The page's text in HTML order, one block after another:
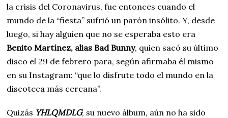
la crisis del Coronavirus, fue entonces cuando el
mundo de la “fiesta” sufrió un parón insólito. Y, desde
luego, si hay alguien que no se esperaba esto era
Benito Martínez, alias Bad Bunny, quien sacó su último
disco el 29 de febrero para, según afirmaba él mismo
en su Instagram: “que lo disfrute todo el mundo en la
discoteca más cercana”.
Quizás YHLQMDLG, su nuevo álbum, aún no ha sido